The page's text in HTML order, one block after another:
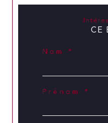
CE
Nom *
Prénom *